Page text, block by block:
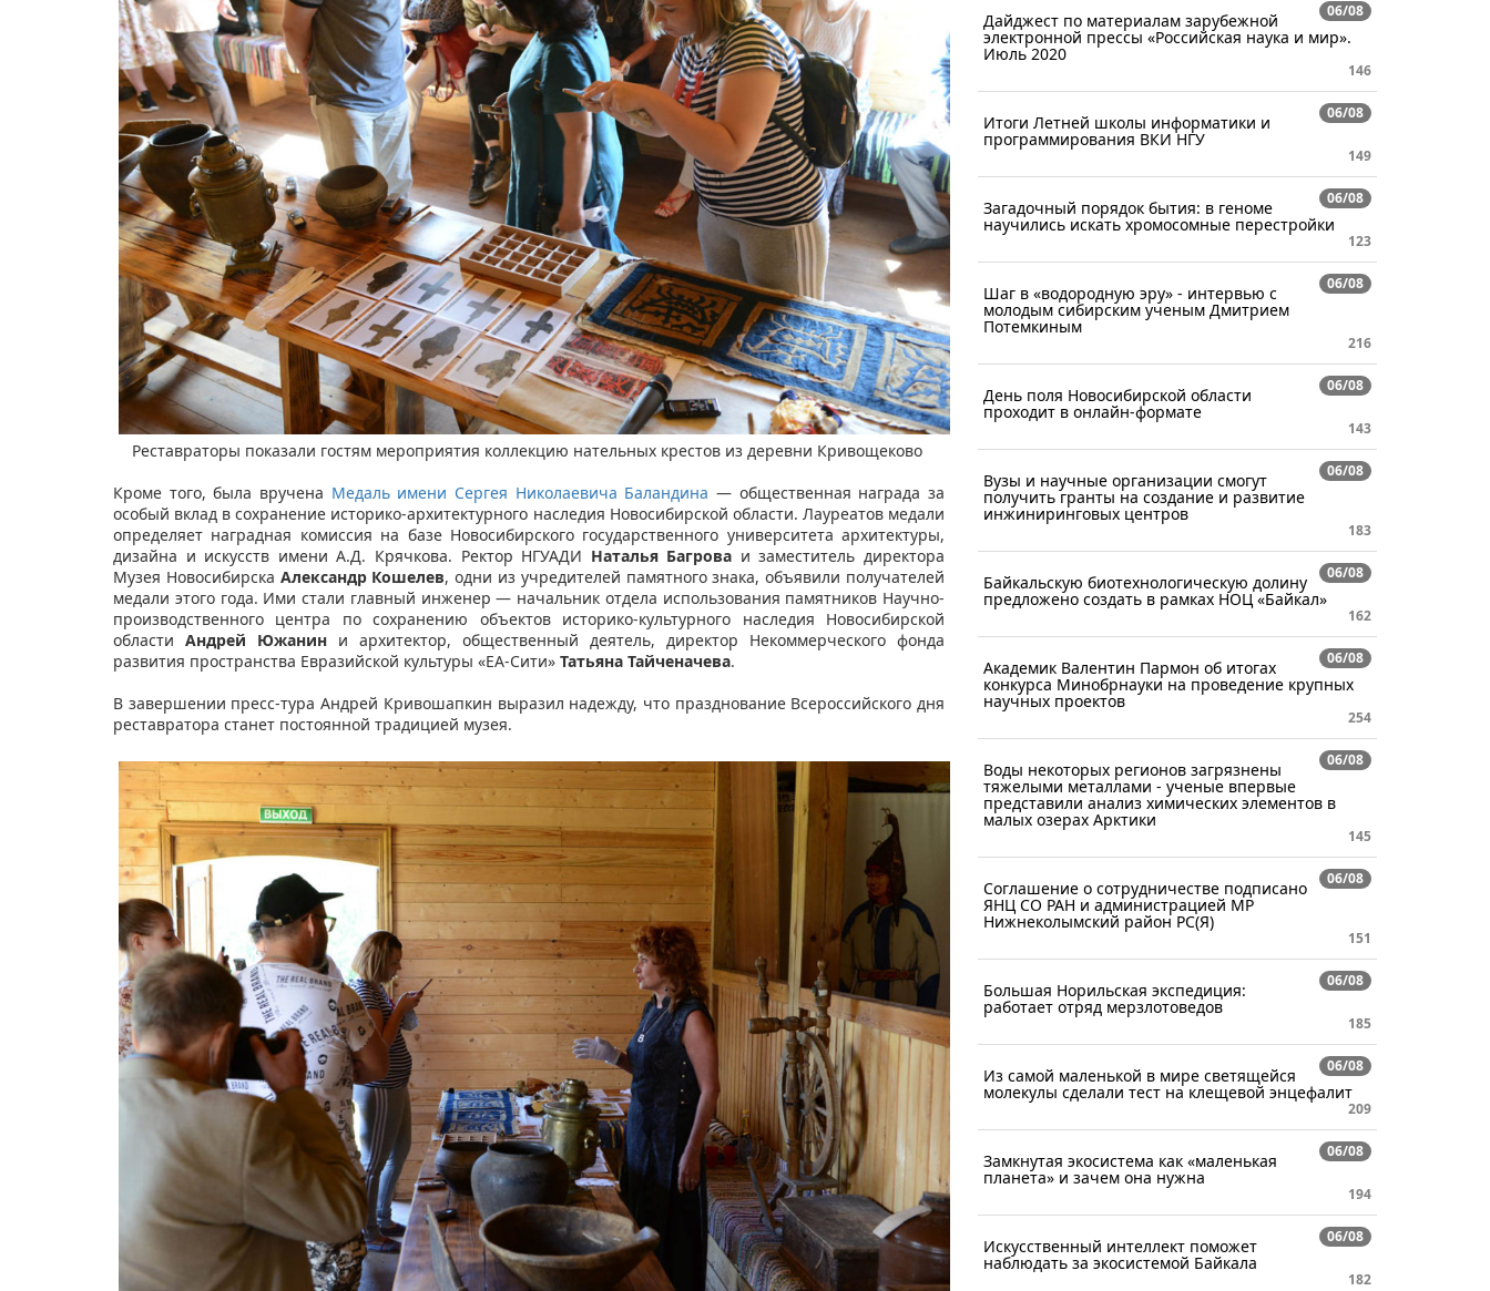
Реставраторы показали гостям мероприятия коллекцию нательных крестов из деревни Кривощеково​
Кроме того, была вручена Медаль имени Сергея Николаевича Баландина​ — общественная награда за
особый вклад в сохранение историко-архитектурного наследия Новосибирской области. Лауреатов медали
определяет наградная комиссия на базе Новосибирского государственного университета архитектуры,
дизайна и искусств имени А.Д. Крячкова. Ректор НГУАДИ Наталья Багрова и заместитель директора
Музея Новосибирска Александр Кошелев, одни из учредителей памятного знака, объявили получателей
медали этого года. Ими стали главный инженер — начальник отдела использования памятников Научно-
производственного центра по сохранению объектов историко-культурного наследия Новосибирской
области Андрей Южанин и архитектор, общественный деятель, директор Некоммерческого фонда
развития пространства Евразийской культуры «ЕА-Сити» Татьяна Тайченачева.
В завершении пресс-тура Андрей Кривошапкин выразил надежду, что празднование Всероссийского дня
реставратора станет постоянной традицией музея.
06/08
Дайджест по материалам зарубежной
электронной прессы «Российская наука и мир».
Июль 2020
146
06/08
Итоги Летней школы информатики и
программирования ВКИ НГУ
149
06/08
Загадочный порядок бытия: в геноме
научились искать хромосомные перестройки
123
06/08
Шаг в «водородную эру» - интервью с
молодым сибирским ученым Дмитрием
Потемкиным
216
06/08
День поля Новосибирской области
проходит в онлайн-формате
143
06/08
Вузы и научные организации смогут
получить гранты на создание и развитие
инжиниринговых центров
183
06/08
Байкальскую биотехнологическую долину
предложено создать в рамках НОЦ «Байкал»
162
06/08
Академик Валентин Пармон об итогах
конкурса Минобрнауки на проведение крупных
научных проектов
254
06/08
Воды некоторых регионов загрязнены
тяжелыми металлами - ученые впервые
представили анализ химических элементов в
малых озерах Арктики
145
06/08
Соглашение о сотрудничестве подписано
ЯНЦ СО РАН и администрацией МР
Нижнеколымский район РС(Я)
151
06/08
Большая Норильская экспедиция:
работает отряд мерзлотоведов
185
06/08
Из самой маленькой в мире светящейся
молекулы сделали тест на клещевой энцефалит
209
06/08
Замкнутая экосистема как «маленькая
планета» и зачем она нужна
194
06/08
Искусственный интеллект поможет
наблюдать за экосистемой Байкала
182